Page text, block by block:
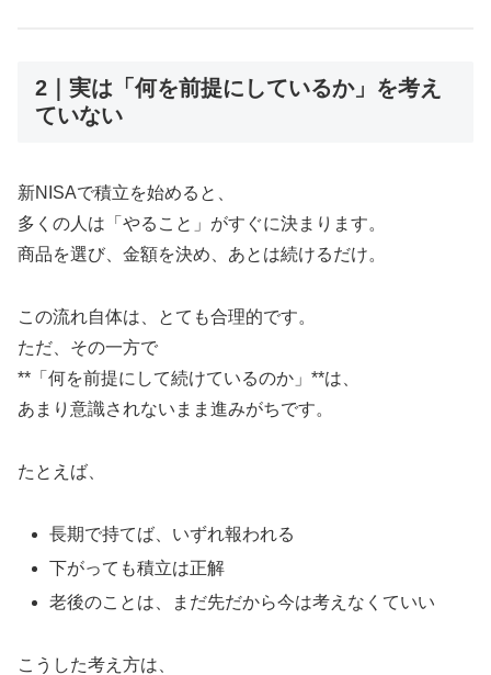
2｜実は「何を前提にしているか」を考え
ていない
新NISAで積立を始めると、
多くの人は「やること」がすぐに決まります。
商品を選び、金額を決め、あとは続けるだけ。
この流れ自体は、とても合理的です。
ただ、その一方で
**「何を前提にして続けているのか」**は、
あまり意識されないまま進みがちです。
たとえば、
長期で持てば、いずれ報われる
下がっても積立は正解
老後のことは、まだ先だから今は考えなくていい
こうした考え方は、